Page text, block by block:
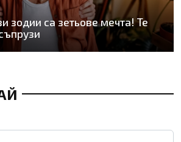
зодии са зетьове мечта! Те